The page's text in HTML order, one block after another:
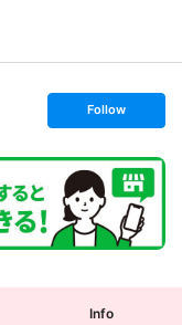
s
t
o
l
o
w
Follow
Info